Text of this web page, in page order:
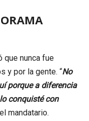
que nunca fue
y por la gente. “No
porque a diferencia
conquisté con
mandatario.